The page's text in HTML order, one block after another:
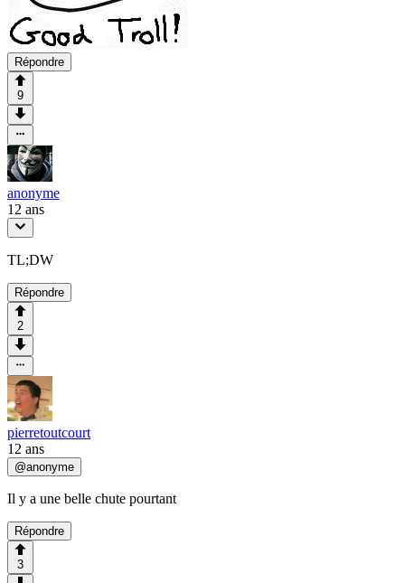
Répondre
9
anonyme
12 ans
TL;DW
Répondre
2
pierretoutcourt
12 ans
@anonyme
Il y a une belle chute pourtant
Répondre
3